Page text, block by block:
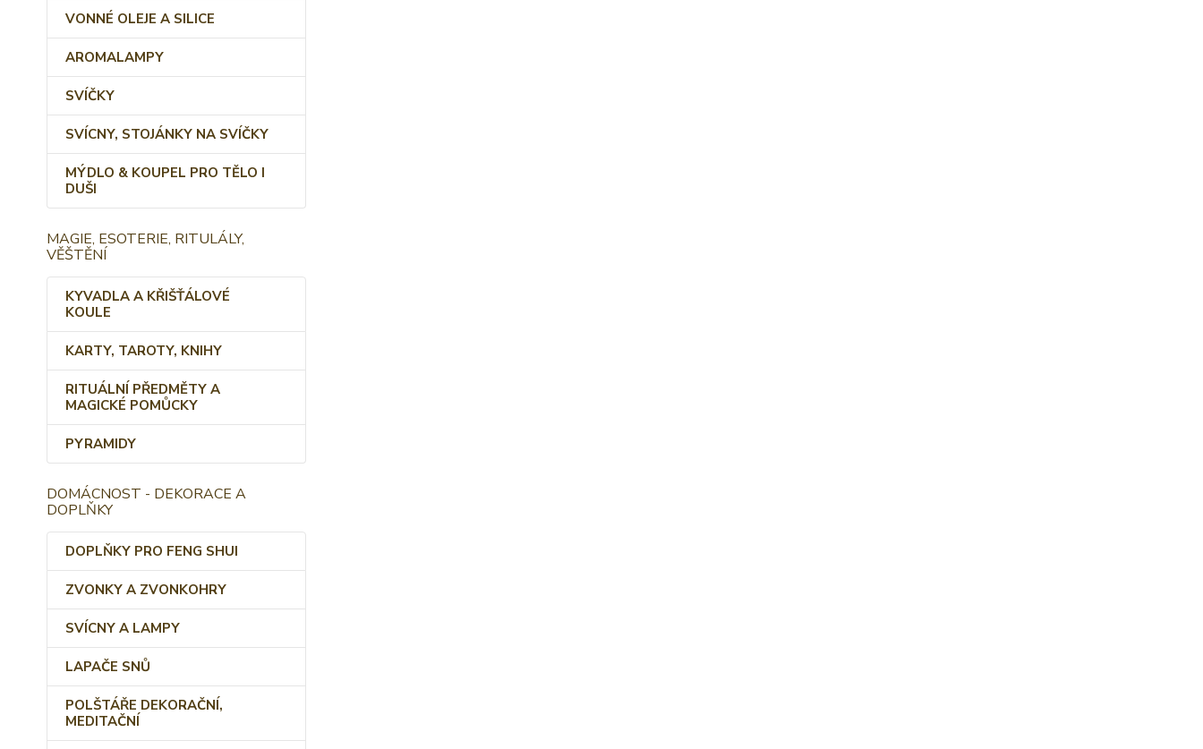
VONNÉ OLEJE A SILICE
AROMALAMPY
SVÍČKY
SVÍCNY, STOJÁNKY NA SVÍČKY
MÝDLO & KOUPEL PRO TĚLO I
DUŠI
MAGIE, ESOTERIE, RITULÁLY,
VĚŠTĚNÍ
KYVADLA A KŘIŠŤÁLOVÉ
KOULE
KARTY, TAROTY, KNIHY
RITUÁLNÍ PŘEDMĚTY A
MAGICKÉ POMŮCKY
PYRAMIDY
DOMÁCNOST - DEKORACE A
DOPLŇKY
DOPLŇKY PRO FENG SHUI
ZVONKY A ZVONKOHRY
SVÍCNY A LAMPY
LAPAČE SNŮ
POLŠTÁŘE DEKORAČNÍ,
MEDITAČNÍ